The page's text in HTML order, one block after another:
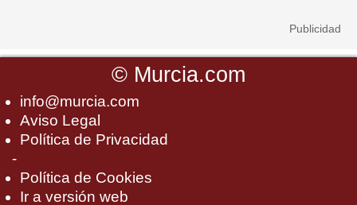
© Murcia.com
info@murcia.com
Aviso Legal
Política de Privacidad
-
Política de Cookies
Ir a versión web